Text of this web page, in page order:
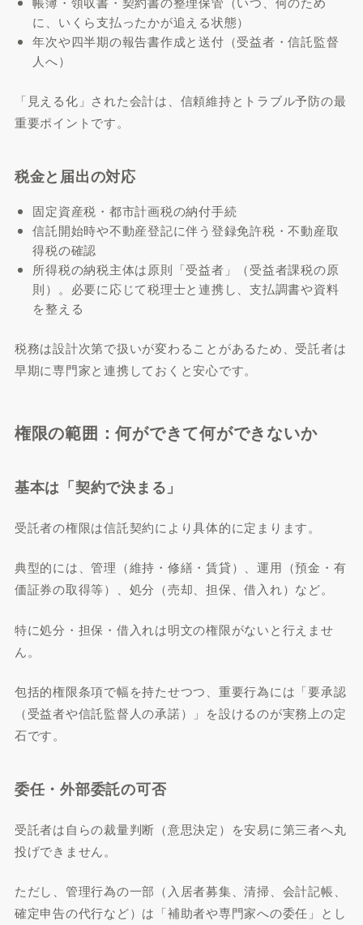
に、いくら支払ったかが追える状態）
年次や四半期の報告書作成と送付（受益者・信託監督
人へ）
「見える化」された会計は、信頼維持とトラブル予防の最
重要ポイントです。
税金と届出の対応
固定資産税・都市計画税の納付手続
信託開始時や不動産登記に伴う登録免許税・不動産取
得税の確認
所得税の納税主体は原則「受益者」（受益者課税の原
則）。必要に応じて税理士と連携し、支払調書や資料
を整える
税務は設計次第で扱いが変わることがあるため、受託者は
早期に専門家と連携しておくと安心です。
権限の範囲：何ができて何ができないか
基本は「契約で決まる」
受託者の権限は信託契約により具体的に定まります。
典型的には、管理（維持・修繕・賃貸）、運用（預金・有
価証券の取得等）、処分（売却、担保、借入れ）など。
特に処分・担保・借入れは明文の権限がないと行えませ
ん。
包括的権限条項で幅を持たせつつ、重要行為には「要承認
（受益者や信託監督人の承諾）」を設けるのが実務上の定
石です。
委任・外部委託の可否
受託者は自らの裁量判断（意思決定）を安易に第三者へ丸
投げできません。
ただし、管理行為の一部（入居者募集、清掃、会計記帳、
確定申告の代行など）は「補助者や専門家への委任」とし